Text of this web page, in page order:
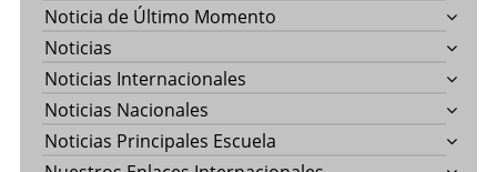
Noticia de Último Momento
Noticias
Noticias Internacionales
Noticias Nacionales
Noticias Principales Escuela